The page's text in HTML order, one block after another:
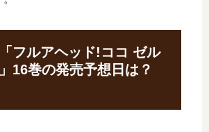
フルアヘッド!ココ ゼル
16巻の発売予想日は？